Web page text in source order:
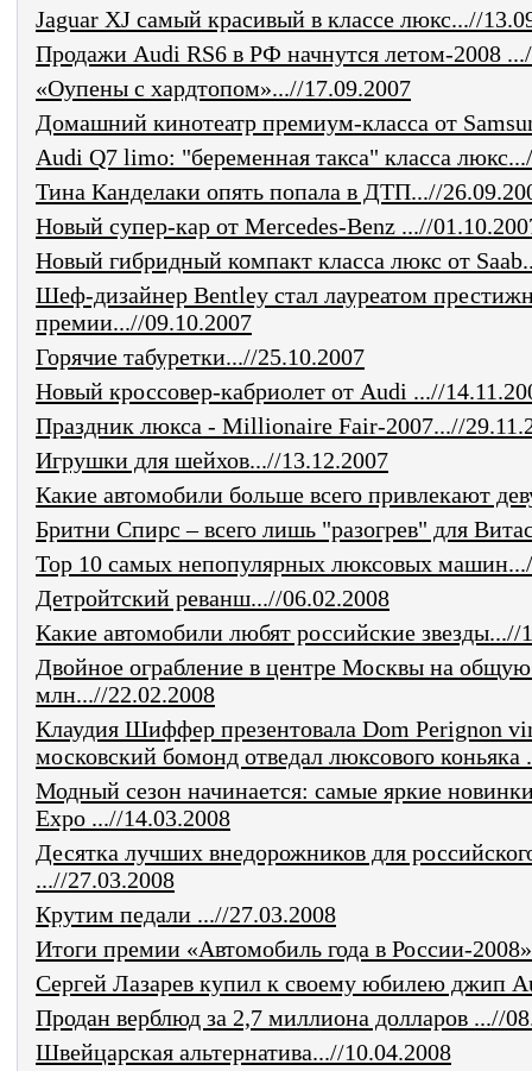
Jaguar XJ самый красивый в классе люкс...//
Продажи Audi RS6 в РФ начнутся летом-2008
«Оупены с хардтопом»...//17.09.2007
Домашний кинотеатр премиум-класса от
Audi Q7 limo: "беременная такса" класса
Тина Канделаки опять попала в ДТП...//
Новый супер-кар от Mercedes-Benz ...//
Новый гибридный компакт класса люкс от
Шеф-дизайнер Bentley стал лауреатом
премии...//09.10.2007
Горячие табуретки...//25.10.2007
Новый кроссовер-кабриолет от Audi ...//
Праздник люкса - Millionaire Fair-2007...//
Игрушки для шейхов...//13.12.2007
Какие автомобили больше всего привлекают
Бритни Спирс – всего лишь "разогрев" для
Top 10 самых непопулярных люксовых
Детройтский реванш...//06.02.2008
Какие автомобили любят российские звезды...//
Двойное ограбление в центре Москвы на
млн...//22.02.2008
Клаудия Шиффер презентовала Dom Perignon
московский бомонд отведал люксового коньяка
Модный сезон начинается: самые яркие
Expо ...//14.03.2008
Десятка лучших внедорожников для
...//27.03.2008
Крутим педали ...//27.03.2008
Итоги премии «Автомобиль года в России-
Сергей Лазарев купил к своему юбилею джип
Продан верблюд за 2,7 миллиона долларов ...//
Швейцарская альтернатива...//10.04.2008